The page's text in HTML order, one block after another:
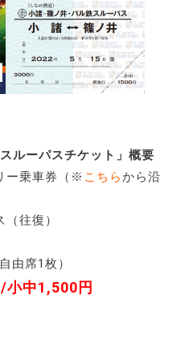
ルーパスチケット」概要
ー乗車券（※ こちらから沿
往復）
由席1枚）
小中1,500円